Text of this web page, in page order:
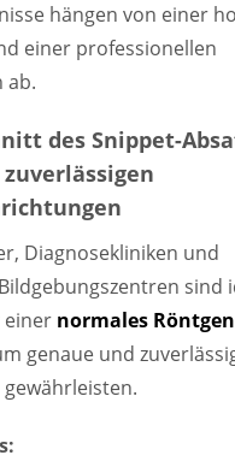
hängen von einer
einer professionellen
ab.
des Snippet-
Diagnosekliniken und
sind
einer normales
genaue und
gewährleisten.